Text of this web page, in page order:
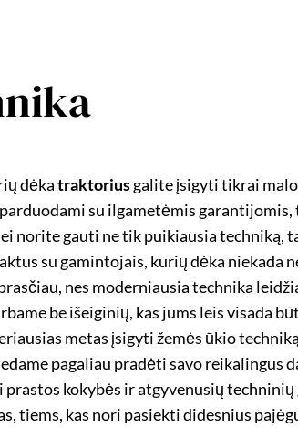
dėkatraktoriusgalite įsigyti tikrai
parduodami su ilgametėmis
norite gauti ne tik puikiausia techniką,
su gamintojais, kurių dėka niekada
nes moderniausia technika
be išeiginių, kas jums leis visada
metas įsigyti žemės ūkio
pagaliau pradėti savo reikalingus
kokybės ir atgyvenusių
tiems, kas nori pasiekti didesnius